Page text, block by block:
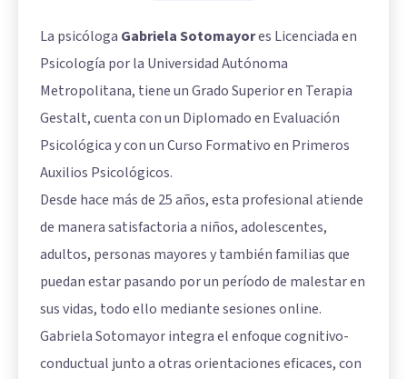
La psicóloga Gabriela Sotomayores Licenciada en
Psicología por la Universidad Autónoma
Metropolitana, tiene un Grado Superior en Terapia
Gestalt, cuenta con un Diplomado en Evaluación
Psicológica y con un Curso Formativo en Primeros
Auxilios Psicológicos.
Desde hace más de 25 años, esta profesional atiende
de manera satisfactoria a niños, adolescentes,
adultos, personas mayores y también familias que
puedan estar pasando por un período de malestar en
sus vidas, todo ello mediante sesiones online.
Gabriela Sotomayor integra el enfoque cognitivo-
conductual junto a otras orientaciones eficaces, con